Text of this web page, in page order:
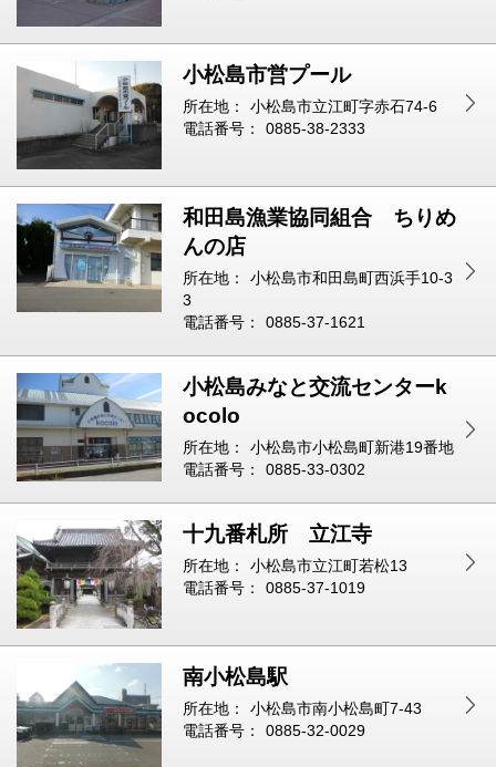
小松島市営プール
所在地：
小松島市立江町字赤石74-6
電話番号：
0885-38-2333
和田島漁業協同組合 ちりめ
んの店
所在地：
小松島市和田島町西浜手10-3
3
電話番号：
0885-37-1621
小松島みなと交流センターk
ocolo
所在地：
小松島市小松島町新港19番地
電話番号：
0885-33-0302
十九番札所 立江寺
所在地：
小松島市立江町若松13
電話番号：
0885-37-1019
南小松島駅
所在地：
小松島市南小松島町7-43
電話番号：
0885-32-0029